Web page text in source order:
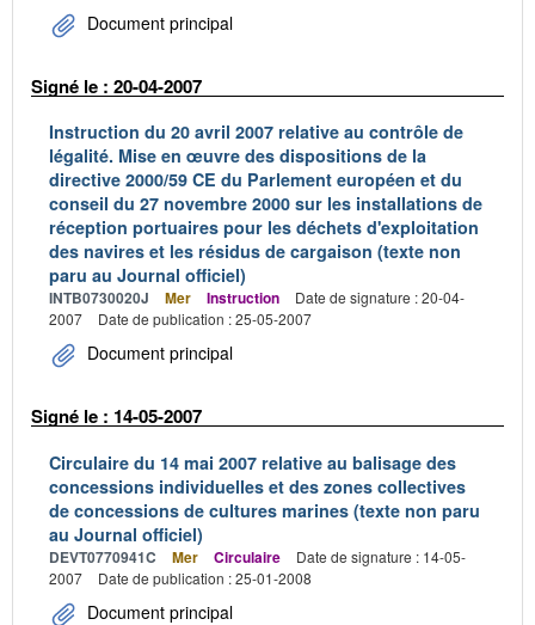
Document principal
Signé le : 20-04-2007
Instruction du 20 avril 2007 relative au contrôle de
légalité. Mise en œuvre des dispositions de la
directive 2000/59 CE du Parlement européen et du
conseil du 27 novembre 2000 sur les installations de
réception portuaires pour les déchets d'exploitation
des navires et les résidus de cargaison (texte non
paru au Journal officiel)
INTB0730020J Mer Instruction
Date de signature : 20-04-
2007
Date de publication : 25-05-2007
Document principal
Signé le : 14-05-2007
Circulaire du 14 mai 2007 relative au balisage des
concessions individuelles et des zones collectives
de concessions de cultures marines (texte non paru
au Journal officiel)
DEVT0770941C Mer Circulaire
Date de signature : 14-05-
2007
Date de publication : 25-01-2008
Document principal